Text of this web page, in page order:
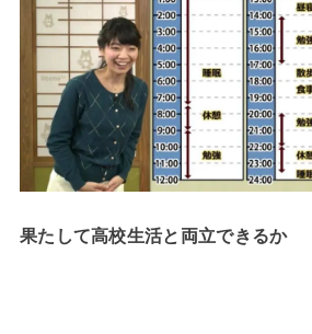
果たして高校生活と両立できるか